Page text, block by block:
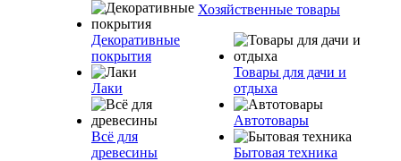
Декоративные
покрытия
Лаки
Всё для
древесины
Хозяйственные товары
Товары для дачи и
отдыха
Автотовары
Бытовая техника